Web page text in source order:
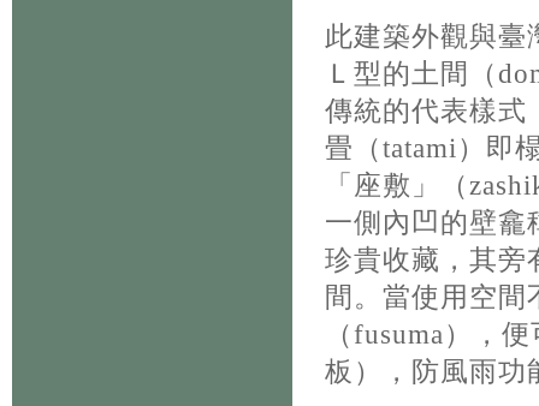
此建築外觀與臺
Ｌ型的土間（
傳統的代表樣式
畳（tatami）即
「座敷」（
一側內凹的壁龕
珍貴收藏，其旁
間。當使用空
（fusuma），
板），防風雨功